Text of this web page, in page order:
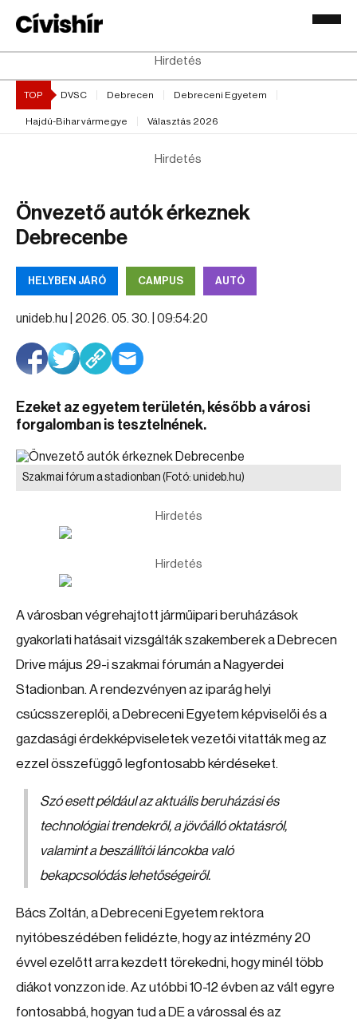
Hirdetés
TOP DVSC Debrecen Debreceni Egyetem
Hajdú-Bihar vármegye Választás 2026
Hirdetés
Önvezető autók érkeznek
Debrecenbe
HELYBEN JÁRÓ CAMPUS AUTÓ
unideb.hu | 2026. 05. 30. | 09:54:20
Ezeket az egyetem területén, később a városi
forgalomban is tesztelnének.
Szakmai fórum a stadionban (Fotó: unideb.hu)
Hirdetés
Hirdetés
A városban végrehajtott járműipari beruházások
gyakorlati hatásait vizsgálták szakemberek a Debrecen
Drive május 29-i szakmai fórumán a Nagyerdei
Stadionban. A rendezvényen az iparág helyi
csúcsszereplői, a Debreceni Egyetem képviselői és a
gazdasági érdekképviseletek vezetői vitatták meg az
ezzel összefüggő legfontosabb kérdéseket.
Szó esett például az aktuális beruházási és
technológiai trendekről, a jövőálló oktatásról,
valamint a beszállítói láncokba való
bekapcsolódás lehetőségeiről.
Bács Zoltán, a Debreceni Egyetem rektora
nyitóbeszédében felidézte, hogy az intézmény 20
évvel ezelőtt arra kezdett törekedni, hogy minél több
diákot vonzzon ide. Az utóbbi 10-12 évben az vált egyre
fontosabbá, hogyan tud a DE a várossal és az